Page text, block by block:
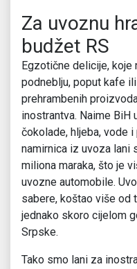
Za uvoznu
budžet RS
Egzotične delicije, koje
podneblju, poput kafe
prehrambenih
inostrantva. Naime
čokolade, hljeba, vode
namirnica iz uvoza lani
miliona maraka, što je
uvozne automobile.
sabere, koštao više od
jednako skoro cijelom
Srpske.
Tako smo lani za